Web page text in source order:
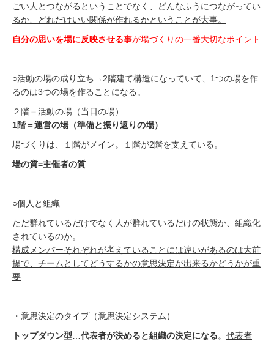
ごい人とつながるということでなく、どんなふうにつながってい
るか、どれだけいい関係が作れるかということが大事。
自分の思いを場に反映させる事が場づくりの一番大切なポイント
○活動の場の成り立ち→2階建て構造になっていて、1つの場を作
るのは3つの場を作ることになる。
２階＝活動の場（当日の場）
1階＝運営の場（準備と振り返りの場）
場づくりは、１階がメイン。１階が2階を支えている。
場の質=主催者の質
○個人と組織
ただ群れているだけでなく人が群れているだけの状態か、組織化
されているのか。
構成メンバーそれぞれが考えていることには違いがあるのは大前
提で、チームとしてどうするかの意思決定が出来るかどうかが重
要
・意思決定のタイプ（意思決定システム）
トップダウン型
代表者が決めると組織の決定になる。 代表者